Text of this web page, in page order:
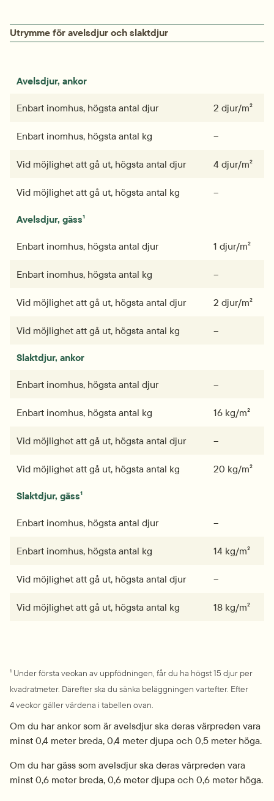
Utrymme för avelsdjur och slaktdjur
Avelsdjur, ankor
Enbart inomhus, högsta antal djur 2 djur/m²
Enbart inomhus, högsta antal kg –
Vid möjlighet att gå ut, högsta antal djur 4 djur/m²
Vid möjlighet att gå ut, högsta antal kg –
Avelsdjur, gäss¹
Enbart inomhus, högsta antal djur 1 djur/m²
Enbart inomhus, högsta antal kg –
Vid möjlighet att gå ut, högsta antal djur 2 djur/m²
Vid möjlighet att gå ut, högsta antal kg –
Slaktdjur, ankor
Enbart inomhus, högsta antal djur –
Enbart inomhus, högsta antal kg 16 kg/m²
Vid möjlighet att gå ut, högsta antal djur –
Vid möjlighet att gå ut, högsta antal kg 20 kg/m²
Slaktdjur, gäss¹
Enbart inomhus, högsta antal djur –
Enbart inomhus, högsta antal kg 14 kg/m²
Vid möjlighet att gå ut, högsta antal djur –
Vid möjlighet att gå ut, högsta antal kg 18 kg/m²
¹ Under första veckan av uppfödningen, får du ha högst 15 djur per
kvadratmeter. Därefter ska du sänka beläggningen vartefter. Efter
4 veckor gäller värdena i tabellen ovan.
Om du har ankor som är avelsdjur ska deras värpreden vara
minst 0,4 meter breda, 0,4 meter djupa och 0,5 meter höga.
Om du har gäss som avelsdjur ska deras värpreden vara
minst 0,6 meter breda, 0,6 meter djupa och 0,6 meter höga.